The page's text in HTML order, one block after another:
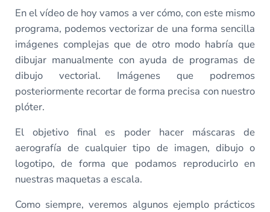
En el vídeo de hoy vamos a ver cómo, con este mismo
programa, podemos vectorizar de una forma sencilla
imágenes complejas que de otro modo habría que
dibujar manualmente con ayuda de programas de
dibujo vectorial. Imágenes que podremos
posteriormente recortar de forma precisa con nuestro
plóter.
El objetivo final es poder hacer máscaras de
aerografía de cualquier tipo de imagen, dibujo o
logotipo, de forma que podamos reproducirlo en
nuestras maquetas a escala.
Como siempre, veremos algunos ejemplo prácticos